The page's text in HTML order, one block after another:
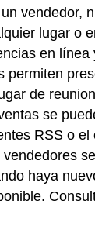
vendedor,
lugar o
en línea
permiten
de
se
RSS o
haya